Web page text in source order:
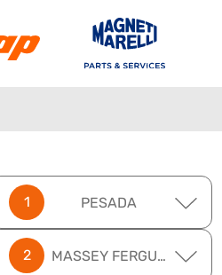
PESADA
MASSEY FERGUSON